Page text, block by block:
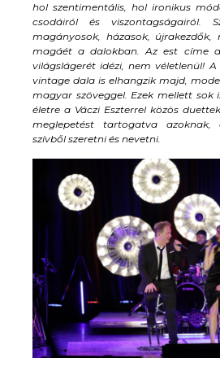
hol szentimentális, hol ironikus
csodáiról és viszontagságairól.
magányosok, házasok,
magáét a dalokban. Az est címe
világslágerét idézi, nem véletlenül!
vintage dala is elhangzik majd,
magyar szöveggel. Ezek mellett sok
életre a Váczi Eszterrel közös
meglepetést tartogatva azoknak,
szívből szeretni és nevetni.